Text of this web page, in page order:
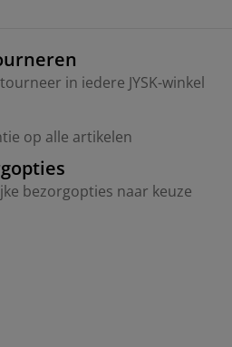
in iedere JYSK-winkel
op alle artikelen
bezorgopties naar keuze